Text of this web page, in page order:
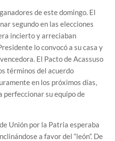
de este domingo. El
segundo en las elecciones
incierto y arreciaban
lo convocó a su casa y
El Pacto de Acassuso
términos del acuerdo
en los próximos días,
perfeccionar su equipo de
Unión por la Patria esperaba
a favor del “león”. De